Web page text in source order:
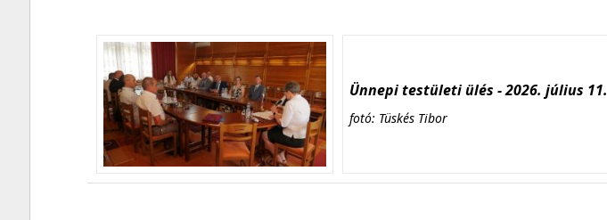
Ünnepi testületi ülés - 2026. július 11.
fotó: Tüskés Tibor